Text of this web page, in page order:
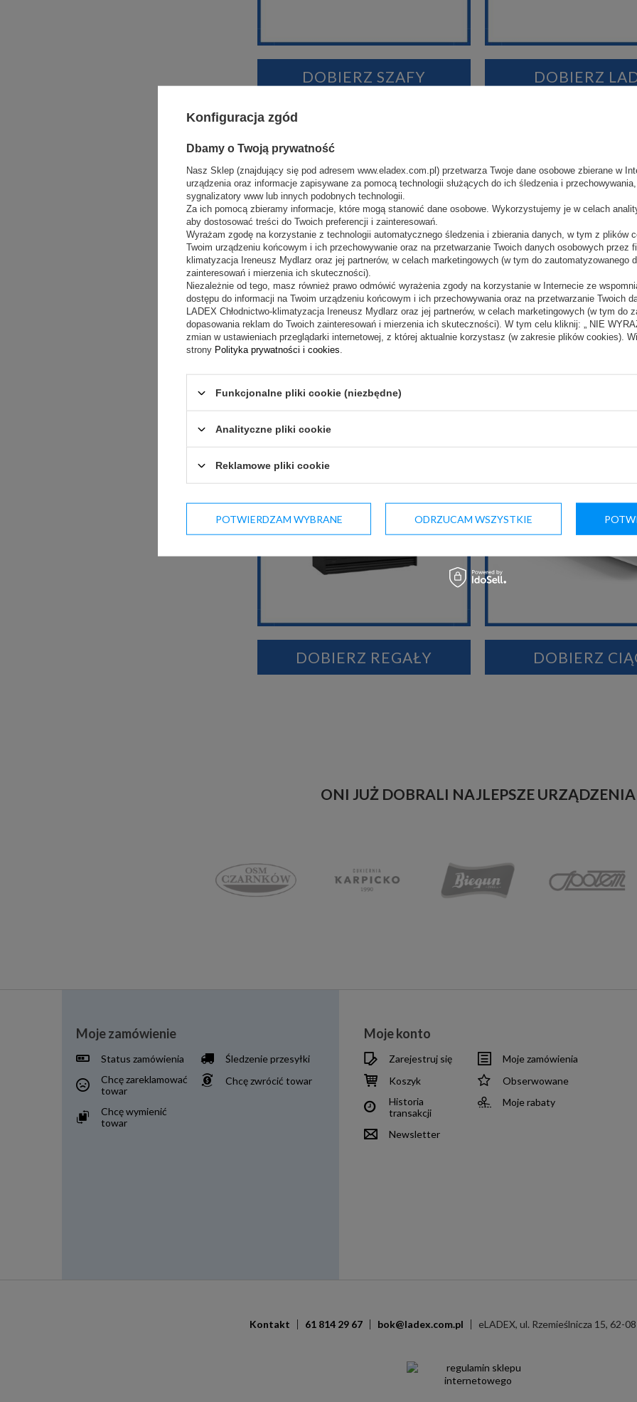
DOBIERZ SZAFY DOBIERZ
DOBIERZ REGAŁY DOBIERZ
ONI JUŻ DOBRALI NAJLEPSZE URZĄDZENIA
Moje zamówienie
Status zamówienia
Śledzenie przesyłki
Chcę zareklamować
towar
Chcę zwrócić towar
Chcę wymienić
towar
Moje konto
Zarejestruj się
Moje zamówienia
Koszyk
Obserwowane
Historia
transakcji
Moje rabaty
Newsletter
Kontakt 61 814 29 67 bok@ladex.com.pl eLADEX, ul. Rzemieślnicza 15, 62-
Konfiguracja zgód
Dbamy o Twoją prywatność
Nasz Sklep (znajdujący się pod adresem www.eladex.com.pl) przetwarza Twoje dane osobowe zbierane w
urządzenia oraz informacje zapisywane za pomocą technologii służących do ich śledzenia i
sygnalizatory www lub innych podobnych technologii.
Za ich pomocą zbieramy informacje, które mogą stanowić dane osobowe. Wykorzystujemy je w celach
aby dostosować treści do Twoich preferencji i zainteresowań.
Wyrażam zgodę na korzystanie z technologii automatycznego śledzenia i zbierania danych, w tym z plików
Twoim urządzeniu końcowym i ich przechowywanie oraz na przetwarzanie Twoich danych osobowych przez
klimatyzacja Ireneusz Mydlarz oraz jej partnerów, w celach marketingowych (w tym do zautomatyzowanego
zainteresowań i mierzenia ich skuteczności).
Niezależnie od tego, masz również prawo odmówić wyrażenia zgody na korzystanie w Internecie ze
dostępu do informacji na Twoim urządzeniu końcowym i ich przechowywania oraz na przetwarzanie Twoich
LADEX Chłodnictwo-klimatyzacja Ireneusz Mydlarz oraz jej partnerów, w celach marketingowych (w tym do
dopasowania reklam do Twoich zainteresowań i mierzenia ich skuteczności). W tym celu kliknij: „ NIE
zmian w ustawieniach przeglądarki internetowej, z której aktualnie korzystasz (w zakresie plików cookies).
strony Polityka prywatności i cookies
Funkcjonalne pliki cookie (niezbędne)
Analityczne pliki cookie
Reklamowe pliki cookie
POTWIERDZAM WYBRANE ODRZUCAM WSZYSTKIE